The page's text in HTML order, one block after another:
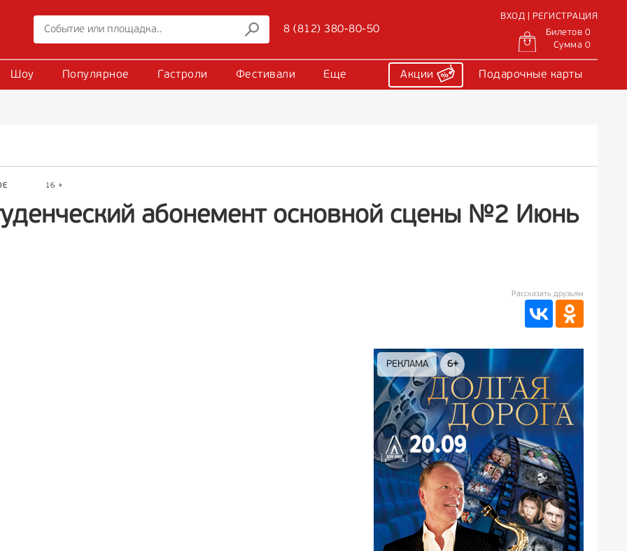
8 (812) 380-80-50
ВХОД | РЕГИСТРАЦИЯ
Билетов 0
Сумма 0
Шоу Популярное Гастроли Фестивали Еще Акции Подарочные карты
16 +
абонемент основной сцены №2 Июнь
Рассказать друзьям
РЕКЛАМА 6+